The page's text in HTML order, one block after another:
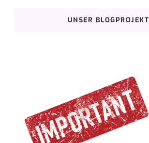
UNSER BLOGPROJEKT